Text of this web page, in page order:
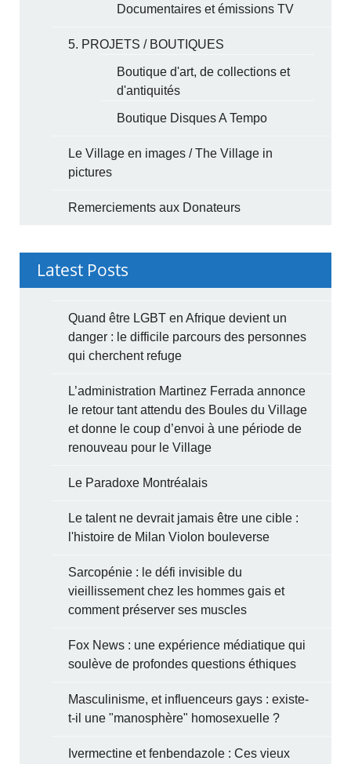
Documentaires et émissions TV
5. PROJETS / BOUTIQUES
Boutique d'art, de collections et
d'antiquités
Boutique Disques A Tempo
Le Village en images / The Village in
pictures
Remerciements aux Donateurs
Latest Posts
Quand être LGBT en Afrique devient un
danger : le difficile parcours des personnes
qui cherchent refuge
L’administration Martinez Ferrada annonce
le retour tant attendu des Boules du Village
et donne le coup d’envoi à une période de
renouveau pour le Village
Le Paradoxe Montréalais
Le talent ne devrait jamais être une cible :
l'histoire de Milan Violon bouleverse
Sarcopénie : le défi invisible du
vieillissement chez les hommes gais et
comment préserver ses muscles
Fox News : une expérience médiatique qui
soulève de profondes questions éthiques
Masculinisme, et influenceurs gays : existe-
t-il une "manosphère" homosexuelle ?
Ivermectine et fenbendazole : Ces vieux